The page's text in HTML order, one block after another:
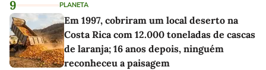
9 PLANETA
Em 1997, cobriram um local deserto na
Costa Rica com 12.000 toneladas de cascas
de laranja; 16 anos depois, ninguém
reconheceu a paisagem